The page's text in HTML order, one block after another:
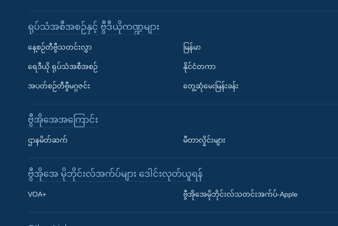
Learning English
ရုပ်သံအစီအစဉ်နှင့် ဗွီဒီယိုကဏ္ဍများ
နေ့စဉ်တီဗွီသတင်းလွှာ
ရေဒီယို ရုပ်သံအစီအစဉ်
အပတ်စဉ်တီဗွီမဂ္ဂဇင်း
မြန်မာ
နိုင်ငံတကာ
တွေ့ဆုံမေးမြန်းခန်း
ဗွီအိုအေအကြောင်း
ဌာနမိတ်ဆက် မီတာလှိုင်းများ
ဗွီအိုအေ မိုဘိုင်းလ်အက်ပ်များ ဒေါင်းလုတ်ယူရန်
VOA+ ဗွီအိုအေမိုဘိုင်းလ်သတင်းအက်ပ်-Apple